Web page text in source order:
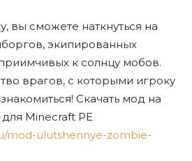
вы сможете наткнуться на
экипированных
к солнцу мобов.
врагов, с которыми игроку
Скачать мод на
Minecraft PE
mod-ulutshennye-zombie-